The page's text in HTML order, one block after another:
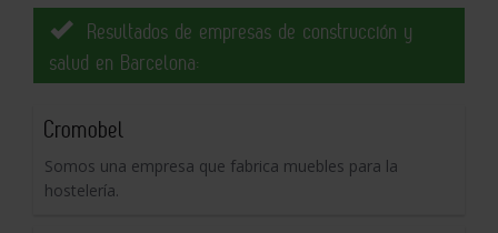
Resultados de empresas de construcción y
salud en Barcelona:
Cromobel
Somos una empresa que fabrica muebles para la
hostelería.